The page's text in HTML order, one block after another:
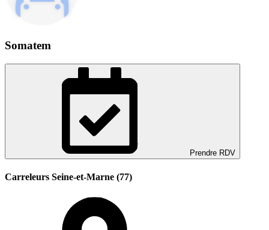
Somatem
Prendre RDV
Carreleurs Seine-et-Marne (77)